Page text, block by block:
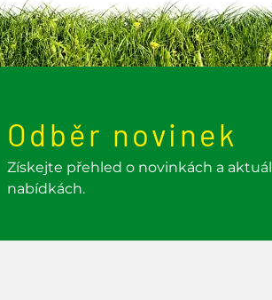
Odběr novinek
Získejte přehled o novinkách a
nabídkách.